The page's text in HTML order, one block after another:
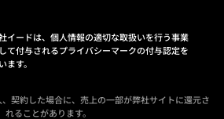
イードは、個人情報の適切な取扱いを行う事業
て付与されるプライバシーマークの付与認定を
ます。
契約した場合に、売上の一部が弊社サイトに還元さ
れることがあります。